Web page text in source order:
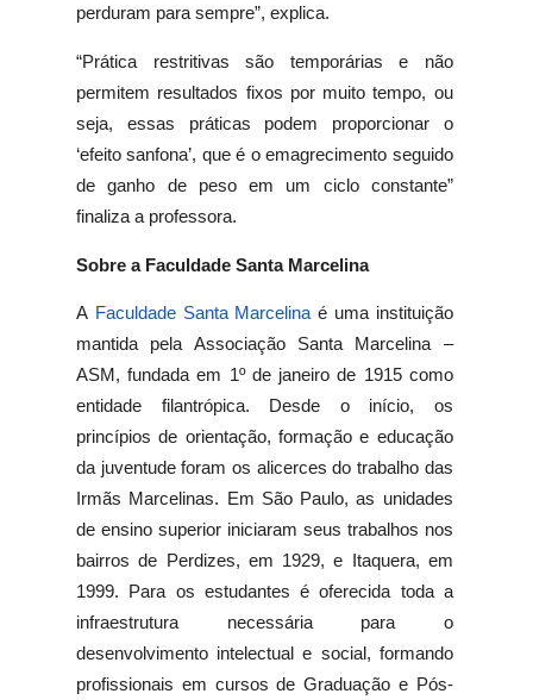
perduram para sempre”, explica.
“Prática restritivas são temporárias e não
permitem resultados fixos por muito tempo, ou
seja, essas práticas podem proporcionar o
‘efeito sanfona’, que é o emagrecimento seguido
de ganho de peso em um ciclo constante”
finaliza a professora.
Sobre a Faculdade Santa Marcelina
A Faculdade Santa Marcelinaé uma instituição
mantida pela Associação Santa Marcelina –
ASM, fundada em 1º de janeiro de 1915 como
entidade filantrópica. Desde o início, os
princípios de orientação, formação e educação
da juventude foram os alicerces do trabalho das
Irmãs Marcelinas. Em São Paulo, as unidades
de ensino superior iniciaram seus trabalhos nos
bairros de Perdizes, em 1929, e Itaquera, em
1999. Para os estudantes é oferecida toda a
infraestrutura necessária para o
desenvolvimento intelectual e social, formando
profissionais em cursos de Graduação e Pós-